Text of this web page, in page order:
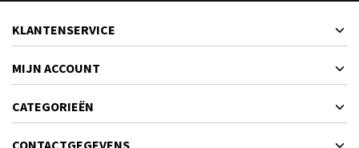
KLANTENSERVICE
MIJN ACCOUNT
CATEGORIEËN
CONTACTGEGEVENS